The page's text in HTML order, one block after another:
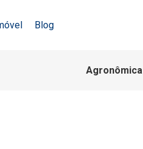
Blog
Agronômica